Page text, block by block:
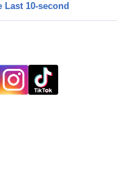
Last 10-second